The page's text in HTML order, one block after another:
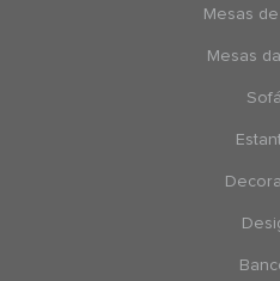
Mesas
Mesas